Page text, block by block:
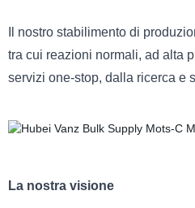
Il nostro stabilimento di
tra cui reazioni normali, ad alta
servizi one-stop, dalla ricerca e
La nostra visione